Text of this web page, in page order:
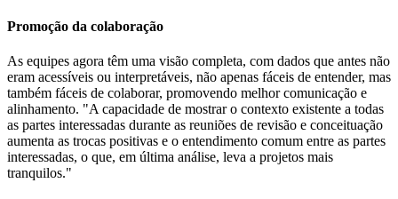
Promoção da colaboração
As equipes agora têm uma visão completa, com dados que antes não
eram acessíveis ou interpretáveis, não apenas fáceis de entender, mas
também fáceis de colaborar, promovendo melhor comunicação e
alinhamento. "A capacidade de mostrar o contexto existente a todas
as partes interessadas durante as reuniões de revisão e conceituação
aumenta as trocas positivas e o entendimento comum entre as partes
interessadas, o que, em última análise, leva a projetos mais
tranquilos."